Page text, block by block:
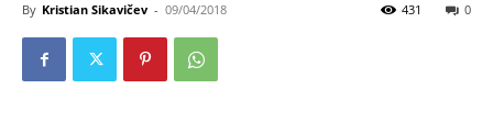
By Kristian Sikavičev - 09/04/2018 0
431